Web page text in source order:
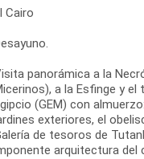
Cairo
panorámica a la
a la Esfinge y
(GEM) con
exteriores, el
de tesoros de
arquitectura del